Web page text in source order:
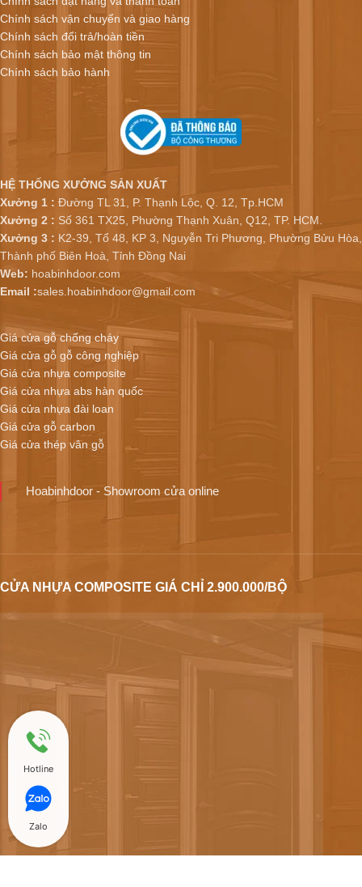
Chính sách vận chuyển và giao hàng
Chính sách đổi trả/hoàn tiền
Chính sách bảo mật thông tin
Chính sách bảo hành
HỆ THỐNG XƯỞNG SẢN XUẤT
Xưởng 1 : Đường TL 31, P. Thạnh Lộc, Q. 12, Tp.HCM
Xưởng 2 : Số 361 TX25, Phường Thạnh Xuân, Q12, TP. HCM.
Xưởng 3 : K2-39, Tổ 48, KP 3, Nguyễn Tri Phương, Phường Bửu Hòa,
Thành phố Biên Hoà, Tỉnh Đồng Nai
Web: hoabinhdoor.com
Email :sales.hoabinhdoor@gmail.com
Giá cửa gỗ chống cháy
Giá cửa gỗ gỗ công nghiệp
Giá cửa nhựa composite
Giá cửa nhựa abs hàn quốc
Giá cửa nhựa đài loan
Giá cửa gỗ carbon
Giá cửa thép vân gỗ
Hoabinhdoor - Showroom cửa online
CỬA NHỰA COMPOSITE GIÁ CHỈ 2.900.000/BỘ
Hotline
Zalo